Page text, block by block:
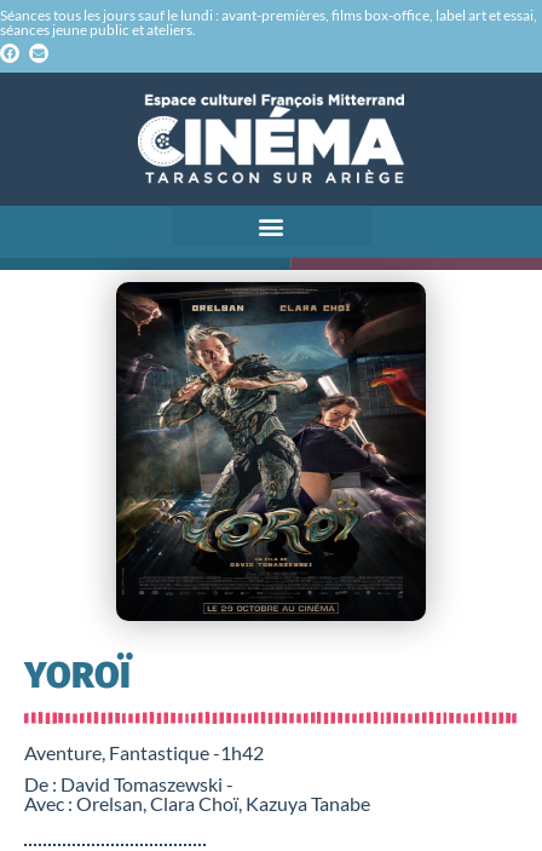
Séances tous les jours sauf le lundi : avant-premières, films box-office, label art et essai,
séances jeune public et ateliers.
YOROÏ
Aventure, Fantastique -1h42
De : David Tomaszewski -
Avec : Orelsan, Clara Choï, Kazuya Tanabe